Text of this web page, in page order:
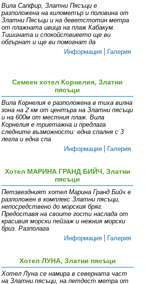
Вила Сапфир, Златни Пясъци e
разположена на километър и половина от
Златни Пясъци и на деветстотин метра
от плажната ивица на плаж Кабакум.
Тишината и спокойствиеето ще ви
обгърнат и ще ви помогнат да
Информация
Галерия
Семеен хотел Корнелия, Златни
пясъци
Вила Корнелия е разположена в тиха вилна
зона на 2 км от центъра на Златни пясъци
и на 600м от местния плаж. Вила
Корнелия е триетажна и предлага
следните възможности: една спалня с 3
легла и една спа
Информация
Галерия
Хотел МАРИНА ГРАНД БИЙЧ, Златни
пясъци
Петзвездният хотел Марина Гранд Бийч е
разположен в комплекс Златни пясъци,
непосредствено до морския бряг.
Предоставя на своите гости наслада от
красивия морски пейзаж и нежния морски
бриз. Разполага
Информация
Галерия
Хотел ЛУНА, Златни пясъци
Хотел Луна се намира в северната част
на Златни пясъци, на петдест метра от